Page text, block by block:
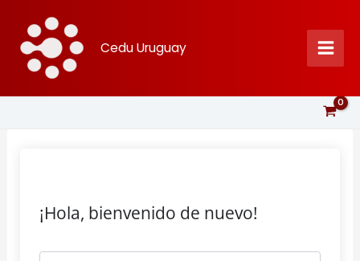
contenido
Cedu Uruguay
¡Hola, bienvenido de nuevo!